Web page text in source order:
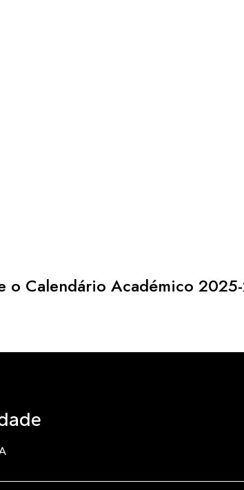
o Calendário Académico